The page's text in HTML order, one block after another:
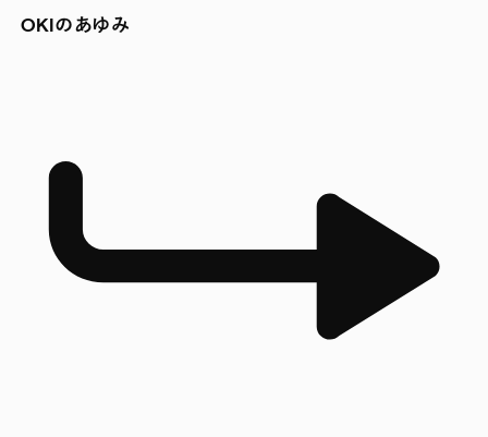
OKIのあゆみ